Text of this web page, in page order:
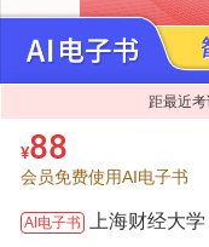
距最近
¥88
会员免费使用AI电子书
AI电子书 上海财经大